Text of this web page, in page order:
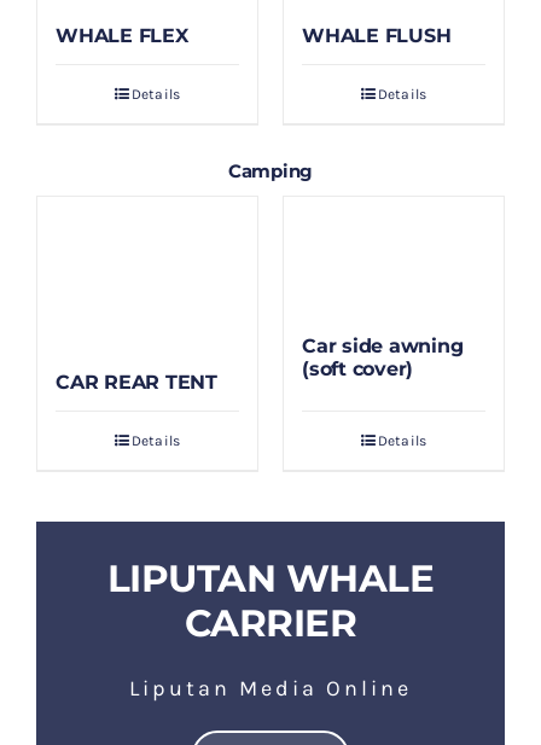
WHALE FLEX
Details
WHALE FLUSH
Details
Camping
CAR REAR TENT
Details
Car side awning
(soft cover)
Details
LIPUTAN WHALE
CARRIER
Liputan Media Online